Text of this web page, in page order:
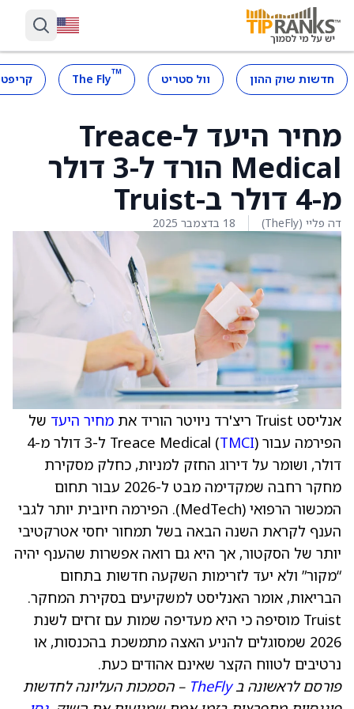
חדשות שוק ההון וול סטריט ™
The Fly
מחיר היעד ל-Treace
Medical הורד ל-3 דולר
מ-4 דולר ב-Truist
דה פליי (TheFly) 18 בדצמבר 2025
אנליסט Truist ריצ'רד ניויטר הוריד את מחיר היעד של
הפירמה עבור Treace Medical ( TMCI
) ל-3 דולר מ-4
דולר, ושומר על דירוג החזק למניות, כחלק מסקירת
מחקר רחבה שמקדימה מבט ל-2026 עבור תחום
המכשור הרפואי (MedTech). הפירמה חיובית יותר לגבי
הענף לקראת השנה הבאה בשל תמחור יחסי אטרקטיבי
יותר של הסקטור, אך היא גם רואה אפשרות שהענף יהיה
“מקור” ולא יעד לזרימות השקעה חדשות בתחום
הבריאות, אומר האנליסט למשקיעים בסקירת המחקר.
Truist מוסיפה כי היא מעדיפה שמות עם זרזים לשנת
2026 שמסוגלים להניע האצה מתמשכת בהכנסות, או
נרטיבים לטווח הקצר שאינם אהודים כעת.
פורסם לראשונה בTheFly – הסמכות העליונה לחדשות